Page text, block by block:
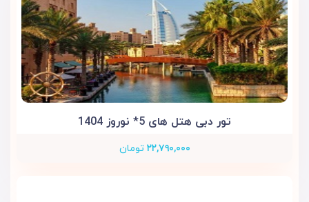
تور دبی هتل های 5* نوروز 1404
۲۲,۷۹۰,۰۰۰ تومان